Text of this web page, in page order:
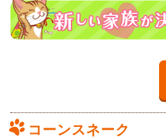
コーンスネーク